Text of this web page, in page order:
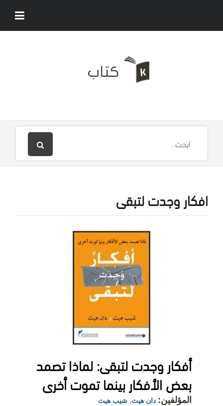
افكار وجدت لتبقى
أفكار وجدت لتبقى: لماذا تصمد
بعض الأفكار بينما تموت أخرى
المؤلفين: دان هيث شيب هيث